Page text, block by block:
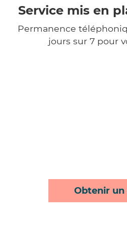
Service mis en
Permanence
jours sur 7 pour
Obtenir un